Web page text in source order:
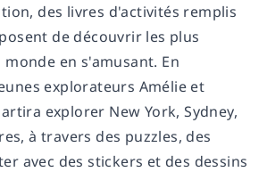
des livres d'activités remplis
de découvrir les plus
en s'amusant. En
explorateurs Amélie et
explorer New York, Sydney,
à travers des puzzles, des
avec des stickers et des dessins